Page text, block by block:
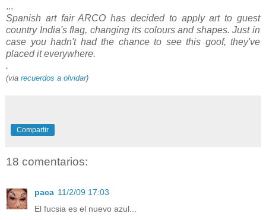
...
Spanish art fair ARCO has decided to apply art to guest
country India's flag, changing its colours and shapes. Just in
case you hadn't had the chance to see this goof, they've
placed it everywhere.
.
(via recuerdos a olvidar)
Compartir
18 comentarios:
paca 11/2/09 17:03
El fucsia es el nuevo azul...